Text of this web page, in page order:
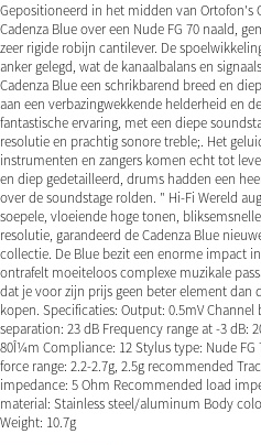
Gepositioneerd in het midden van Ortofon's
Cadenza Blue over een Nude FG 70 naald,
zeer rigide robijn cantilever. De
anker gelegd, wat de kanaalbalans en
Cadenza Blue een schrikbarend breed en
aan een verbazingwekkende helderheid en
fantastische ervaring, met een diepe
resolutie en prachtig sonore treble;. Het
instrumenten en zangers komen echt tot
en diep gedetailleerd, drums hadden een
over de soundstage rolden. " Hi-Fi Wereld
soepele, vloeiende hoge tonen,
resolutie, garandeerd de Cadenza Blue
collectie. De Blue bezit een enorme impact
ontrafelt moeiteloos complexe muzikale
dat je voor zijn prijs geen beter element dan
kopen. Specificaties: Output: 0.5mV Channel
separation: 23 dB Frequency range at -3 dB:
80Î¼m Compliance: 12 Stylus type: Nude
force range: 2.2-2.7g, 2.5g recommended
impedance: 5 Ohm Recommended load
material: Stainless steel/aluminum Body
Weight: 10.7g